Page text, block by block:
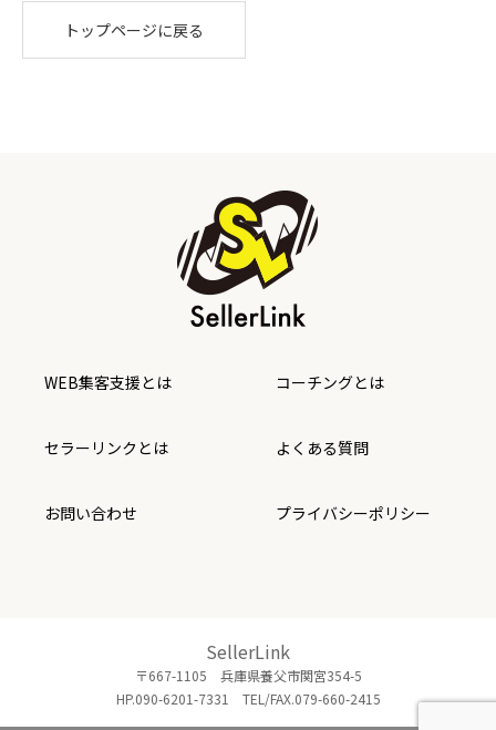
トップページに戻る
WEB集客支援とは コーチングとは
セラーリンクとは よくある質問
お問い合わせ プライバシーポリシー
SellerLink
〒667-1105 兵庫県養父市関宮354-5
HP.090-6201-7331 TEL/FAX.079-660-2415